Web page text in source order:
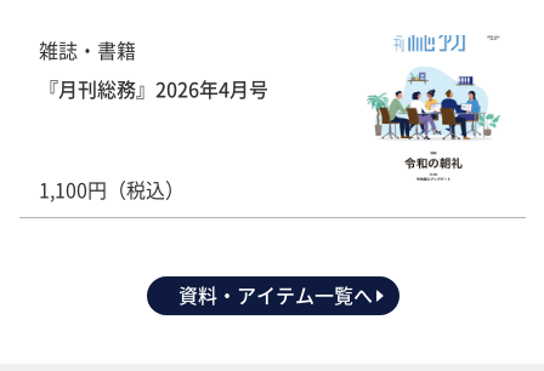
雑誌・書籍
『月刊総務』2026年4月号
1,100円（税込）
資料・アイテム一覧へ